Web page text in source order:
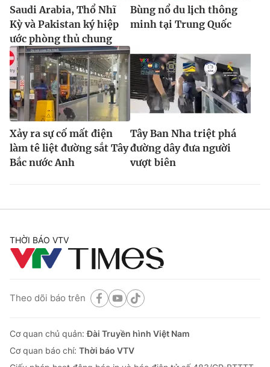
Saudi Arabia, Thổ Nhĩ
Kỳ và Pakistan ký hiệp
ước phòng thủ chung
Bùng nổ du lịch thông
minh tại Trung Quốc
Xảy ra sự cố mất điện
làm tê liệt đường sắt Tây
Bắc nước Anh
Tây Ban Nha triệt phá
đường dây đưa người
vượt biên
THỜI BÁO VTV
Theo dõi báo trên
Cơ quan chủ quản:Đài Truyền hình Việt Nam
Cơ quan báo chí: Thời báo VTV